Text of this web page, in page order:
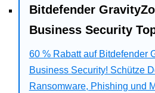
Bitdefender
Business Security
60 % Rabatt auf Bitdefender
Business Security! Schütze
Ransomware, Phishing und